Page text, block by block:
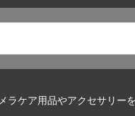
ケア用品やアクセサリー